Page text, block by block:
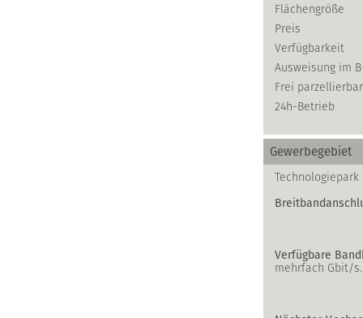
Flächengröße
Preis
Verfügbarkeit
Ausweisung im
Frei parzellierbar
24h-Betrieb
Gewerbegebiet
Verfügbare
mehrfach Gbit/s.